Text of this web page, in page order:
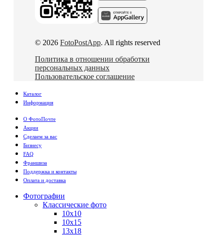
© 2026 FotoPostApp. All rights reserved
Политика в отношении обработки
персональных данных
Пользовательское соглашение
Каталог
Информация
О ФотоПочте
Акции
Сделаем за вас
Бизнесу
FAQ
Франшиза
Поддержка и контакты
Оплата и доставка
Фотографии
Классические фото
10х10
10х15
13х18